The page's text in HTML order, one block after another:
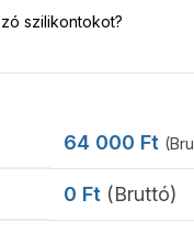
szilikontokot?
64 000 Ft
0 Ft (Bruttó)